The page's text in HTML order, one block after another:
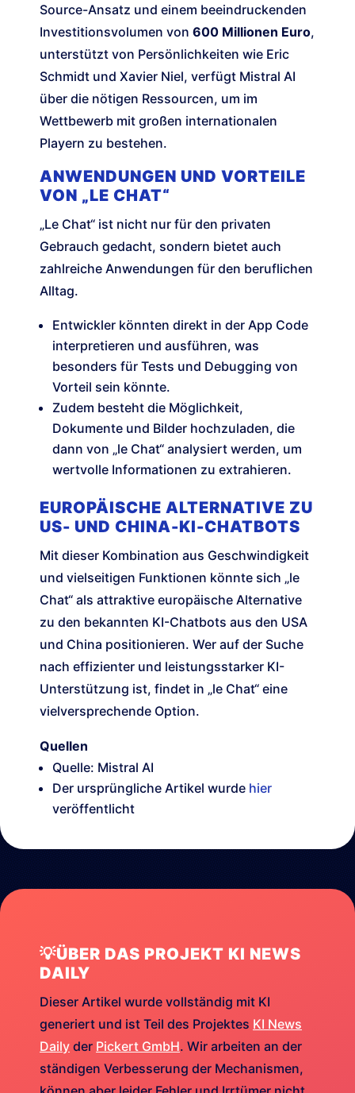
Source-Ansatz und einem beeindruckenden
Investitionsvolumen von 600 Millionen Euro,
unterstützt von Persönlichkeiten wie Eric
Schmidt und Xavier Niel, verfügt Mistral AI
über die nötigen Ressourcen, um im
Wettbewerb mit großen internationalen
Playern zu bestehen.
ANWENDUNGEN UND VORTEILE
VON „LE CHAT“
„Le Chat“ ist nicht nur für den privaten
Gebrauch gedacht, sondern bietet auch
zahlreiche Anwendungen für den beruflichen
Alltag.
Entwickler könnten direkt in der App Code
interpretieren und ausführen, was
besonders für Tests und Debugging von
Vorteil sein könnte.
Zudem besteht die Möglichkeit,
Dokumente und Bilder hochzuladen, die
dann von „le Chat“ analysiert werden, um
wertvolle Informationen zu extrahieren.
EUROPÄISCHE ALTERNATIVE ZU
US- UND CHINA-KI-CHATBOTS
Mit dieser Kombination aus Geschwindigkeit
und vielseitigen Funktionen könnte sich „le
Chat“ als attraktive europäische Alternative
zu den bekannten KI-Chatbots aus den USA
und China positionieren. Wer auf der Suche
nach effizienter und leistungsstarker KI-
Unterstützung ist, findet in „le Chat“ eine
vielversprechende Option.
Quellen
Quelle: Mistral AI
Der ursprüngliche Artikel wurde hier
veröffentlicht
💡ÜBER DAS PROJEKT KI NEWS
DAILY
Dieser Artikel wurde vollständig mit KI
generiert und ist Teil des Projektes KI News
Daily der Pickert GmbH. Wir arbeiten an der
ständigen Verbesserung der Mechanismen,